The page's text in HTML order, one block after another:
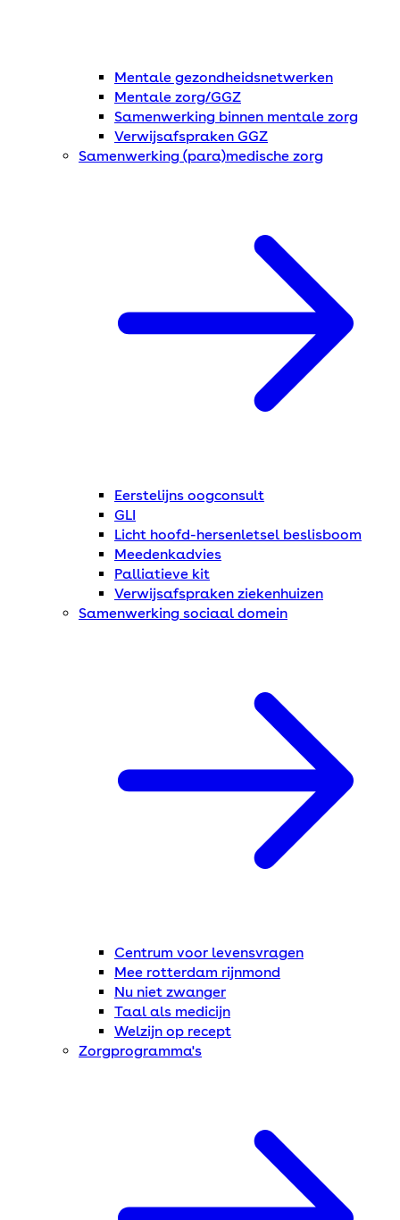
Mentale gezondheidsnetwerken
Mentale zorg/GGZ
Samenwerking binnen mentale zorg
Verwijsafspraken GGZ
Samenwerking (para)medische zorg
Eerstelijns oogconsult
GLI
Licht hoofd-hersenletsel beslisboom
Meedenkadvies
Palliatieve kit
Verwijsafspraken ziekenhuizen
Samenwerking sociaal domein
Centrum voor levensvragen
Mee rotterdam rijnmond
Nu niet zwanger
Taal als medicijn
Welzijn op recept
Zorgprogramma's